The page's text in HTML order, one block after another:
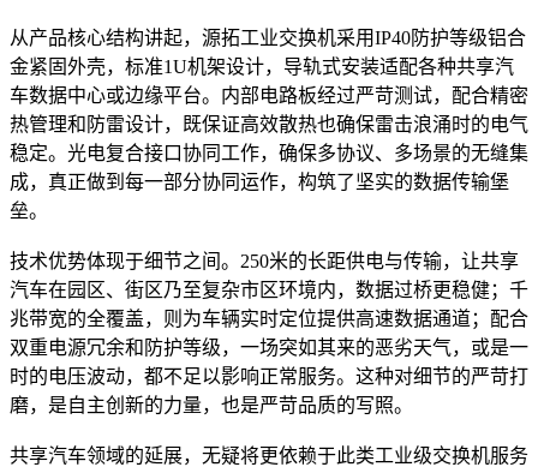
从产品核心结构讲起，源拓工业交换机采用IP40防护等级铝合
金紧固外壳，标准1U机架设计，导轨式安装适配各种共享汽
车数据中心或边缘平台。内部电路板经过严苛测试，配合精密
热管理和防雷设计，既保证高效散热也确保雷击浪涌时的电气
稳定。光电复合接口协同工作，确保多协议、多场景的无缝集
成，真正做到每一部分协同运作，构筑了坚实的数据传输堡
垒。
技术优势体现于细节之间。250米的长距供电与传输，让共享
汽车在园区、街区乃至复杂市区环境内，数据过桥更稳健；千
兆带宽的全覆盖，则为车辆实时定位提供高速数据通道；配合
双重电源冗余和防护等级，一场突如其来的恶劣天气，或是一
时的电压波动，都不足以影响正常服务。这种对细节的严苛打
磨，是自主创新的力量，也是严苛品质的写照。
共享汽车领域的延展，无疑将更依赖于此类工业级交换机服务